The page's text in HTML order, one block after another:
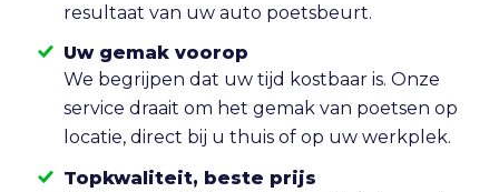
resultaat van uw auto poetsbeurt.
Uw gemak voorop
We begrijpen dat uw tijd kostbaar is. Onze
service draait om het gemak van poetsen op
locatie, direct bij u thuis of op uw werkplek.
Topkwaliteit, beste prijs